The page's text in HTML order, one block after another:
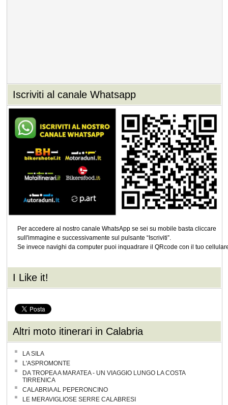
Iscriviti al canale Whatsapp
Per accedere al nostro canale WhatsApp se sei su mobile basta cliccare
sull'immagine e successivamente sul pulsante “Iscriviti”.
Se invece navighi da computer puoi inquadrare il QRcode con il tuo
I Like it!
Altri moto itinerari in Calabria
LA SILA
L'ASPROMONTE
DA TROPEA A MARATEA - UN VIAGGIO LUNGO LA COSTA
TIRRENICA
CALABRIA AL PEPERONCINO
LE MERAVIGLIOSE SERRE CALABRESI